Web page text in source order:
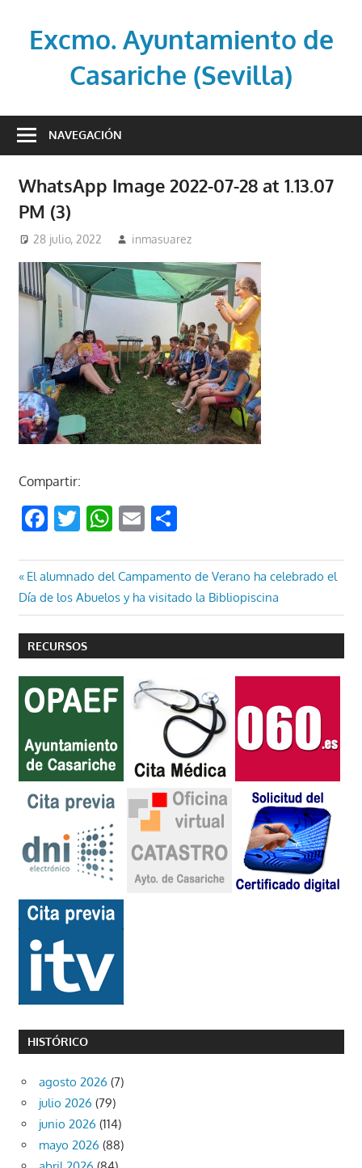
contenidoExcmo. Ayuntamiento de
Casariche (Sevilla)
oficial
de
Casariche
(Sevilla)
NAVEGACIÓN
WhatsApp Image 2022-07-28 at 1.13.07
PM (3)
28 julio, 2022 inmasuarez
Compartir:
Facebook
Twitter
WhatsApp
EmailCompartir
Navegación
de
entradas
Entrada
anterior:
El alumnado del Campamento de Verano ha celebrado el
Día de los Abuelos y ha visitado la Bibliopiscina
RECURSOS
HISTÓRICO
agosto 2026 (7)
julio 2026 (79)
junio 2026 (114)
mayo 2026 (88)